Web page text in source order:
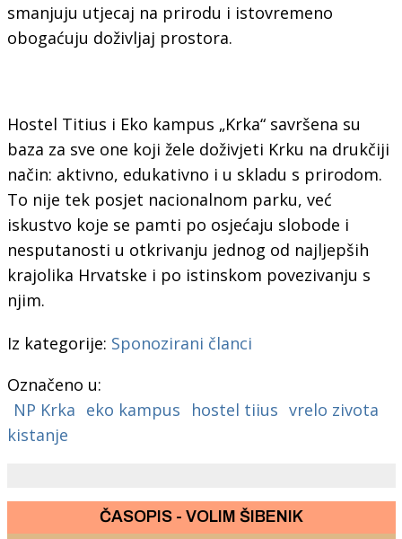
smanjuju utjecaj na prirodu i istovremeno
obogaćuju doživljaj prostora.
Hostel Titius i Eko kampus „Krka“ savršena su
baza za sve one koji žele doživjeti Krku na drukčiji
način: aktivno, edukativno i u skladu s prirodom.
To nije tek posjet nacionalnom parku, već
iskustvo koje se pamti po osjećaju slobode i
nesputanosti u otkrivanju jednog od najljepših
krajolika Hrvatske i po istinskom povezivanju s
njim.
Iz kategorije: Sponozirani članci
Označeno u:
NP Krka eko kampus hostel tiius vrelo zivota
kistanje
ČASOPIS - VOLIM ŠIBENIK